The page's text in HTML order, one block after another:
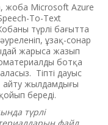
жоба Microsoft Azure
To-Text
түрлі бағытта
ұзақ-сонар
жарыса жазып
ботқа
Тіпті дауыс
айту жылдамдығы
береді.
түрлі
файл